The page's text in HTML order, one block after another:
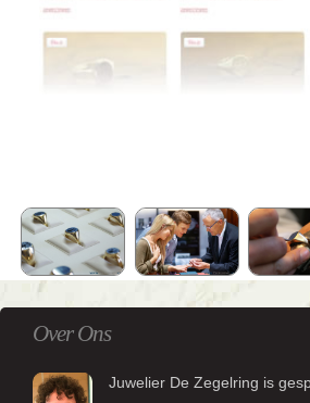
Over Ons
Juwelier De Zegelring is